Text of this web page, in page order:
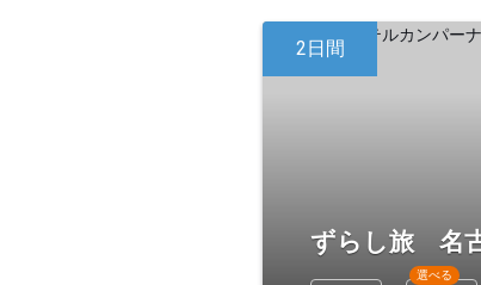
2日間
ずらし旅 名
選べる